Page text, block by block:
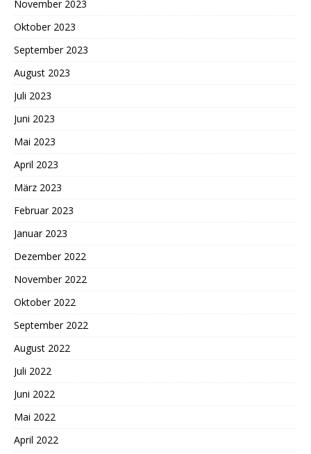
November 2023
Oktober 2023
September 2023
August 2023
Juli 2023
Juni 2023
Mai 2023
April 2023
März 2023
Februar 2023
Januar 2023
Dezember 2022
November 2022
Oktober 2022
September 2022
August 2022
Juli 2022
Juni 2022
Mai 2022
April 2022